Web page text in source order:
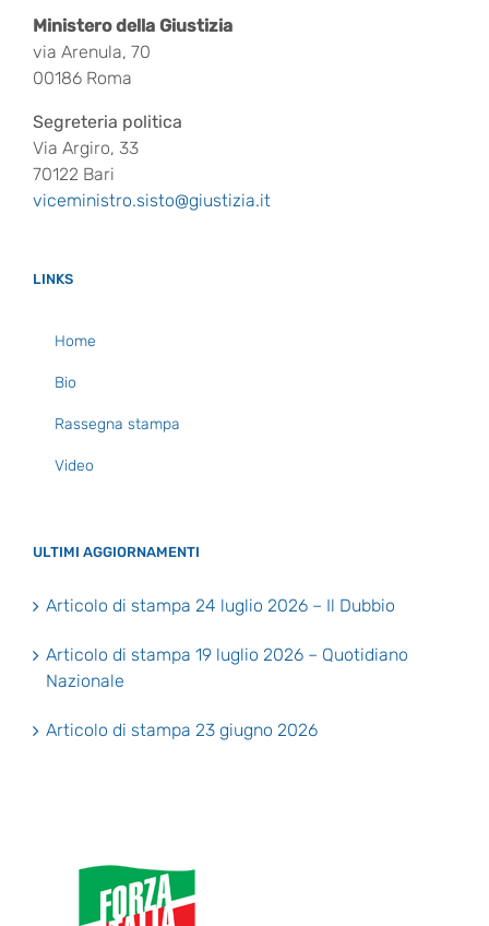
Ministero della Giustizia
via Arenula, 70
00186 Roma
Segreteria politica
Via Argiro, 33
70122 Bari
viceministro.sisto@giustizia.it
LINKS
Home
Bio
Rassegna stampa
Video
ULTIMI AGGIORNAMENTI
Articolo di stampa 24 luglio 2026 – Il Dubbio
Articolo di stampa 19 luglio 2026 – Quotidiano
Nazionale
Articolo di stampa 23 giugno 2026